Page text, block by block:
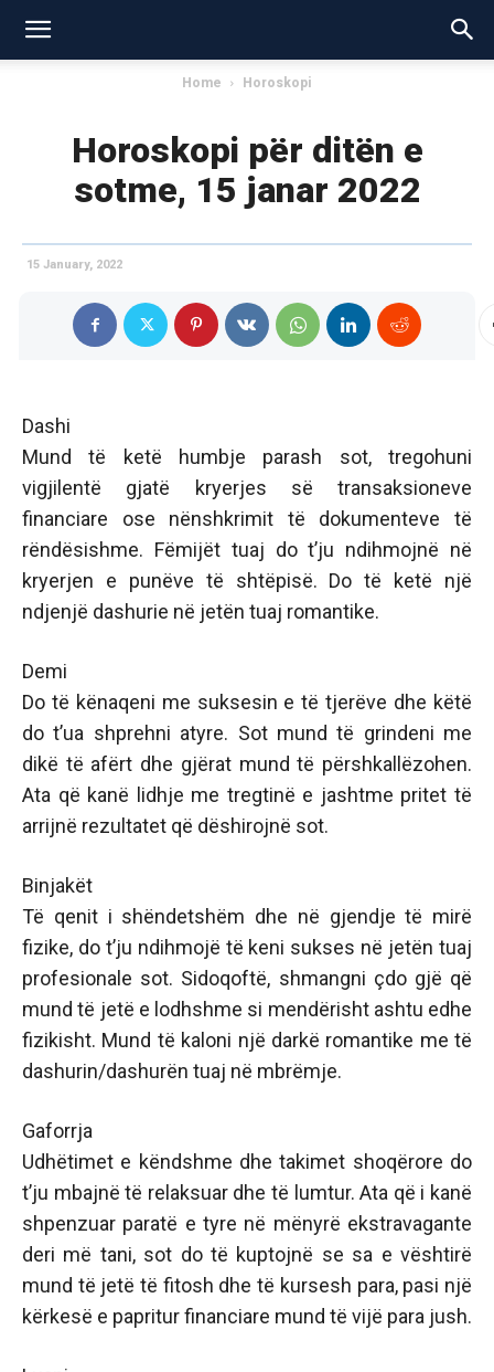
Home Horoskopi
Horoskopi për ditën e
sotme, 15 janar 2022
15 January, 2022
Dashi
Mund të ketë humbje parash sot, tregohuni
vigjilentë gjatë kryerjes së transaksioneve
financiare ose nënshkrimit të dokumenteve të
rëndësishme. Fëmijët tuaj do t’ju ndihmojnë në
kryerjen e punëve të shtëpisë. Do të ketë një
ndjenjë dashurie në jetën tuaj romantike.
Demi
Do të kënaqeni me suksesin e të tjerëve dhe këtë
do t’ua shprehni atyre. Sot mund të grindeni me
dikë të afërt dhe gjërat mund të përshkallëzohen.
Ata që kanë lidhje me tregtinë e jashtme pritet të
arrijnë rezultatet që dëshirojnë sot.
Binjakët
Të qenit i shëndetshëm dhe në gjendje të mirë
fizike, do t’ju ndihmojë të keni sukses në jetën tuaj
profesionale sot. Sidoqoftë, shmangni çdo gjë që
mund të jetë e lodhshme si mendërisht ashtu edhe
fizikisht. Mund të kaloni një darkë romantike me të
dashurin/dashurën tuaj në mbrëmje.
Gaforrja
Udhëtimet e këndshme dhe takimet shoqërore do
t’ju mbajnë të relaksuar dhe të lumtur. Ata që i kanë
shpenzuar paratë e tyre në mënyrë ekstravagante
deri më tani, sot do të kuptojnë se sa e vështirë
mund të jetë të fitosh dhe të kursesh para, pasi një
kërkesë e papritur financiare mund të vijë para jush.